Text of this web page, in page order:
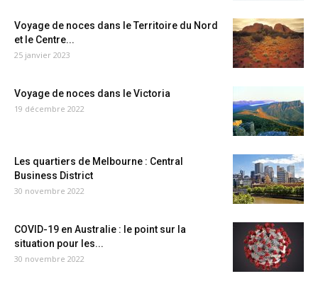
Voyage de noces dans le Territoire du Nord
et le Centre...
25 janvier 2023
Voyage de noces dans le Victoria
19 décembre 2022
Les quartiers de Melbourne : Central
Business District
30 novembre 2022
COVID-19 en Australie : le point sur la
situation pour les...
30 novembre 2022